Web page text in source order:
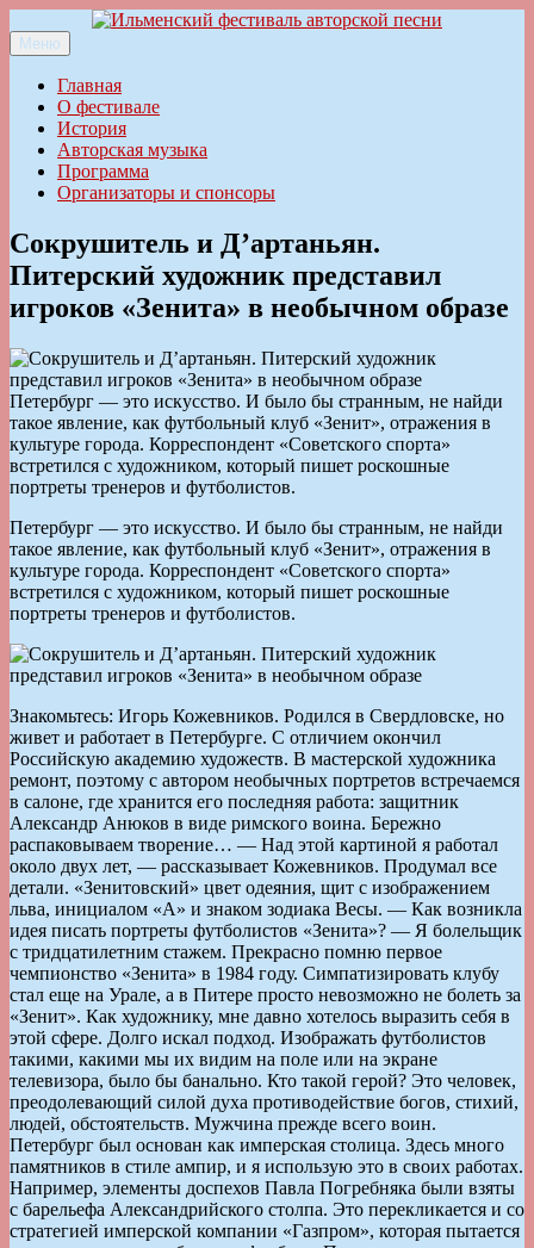
к
содержимому
Ильменский фестиваль авторской песни
Меню
Главная
О фестивале
История
Авторская музыка
Программа
Организаторы и спонсоры
Сокрушитель и Д’артаньян.
Питерский художник представил
игроков «Зенита» в необычном образе
Петербург — это искусство. И было бы странным, не найди
такое явление, как футбольный клуб «Зенит», отражения в
культуре города. Корреспондент «Советского спорта»
встретился с художником, который пишет роскошные
портреты тренеров и футболистов.
Петербург — это искусство. И было бы странным, не найди
такое явление, как футбольный клуб «Зенит», отражения в
культуре города. Корреспондент «Советского спорта»
встретился с художником, который пишет роскошные
портреты тренеров и футболистов.
Знакомьтесь: Игорь Кожевников. Родился в Свердловске, но
живет и работает в Петербурге. С отличием окончил
Российскую академию художеств. В мастерской художника
ремонт, поэтому с автором необычных портретов встречаемся
в салоне, где хранится его последняя работа: защитник
Александр Анюков в виде римского воина. Бережно
распаковываем творение… — Над этой картиной я работал
около двух лет, — рассказывает Кожевников. Продумал все
детали. «Зенитовский» цвет одеяния, щит с изображением
льва, инициалом «А» и знаком зодиака Весы. — Как возникла
идея писать портреты футболистов «Зенита»? — Я болельщик
с тридцатилетним стажем. Прекрасно помню первое
чемпионство «Зенита» в 1984 году. Симпатизировать клубу
стал еще на Урале, а в Питере просто невозможно не болеть за
«Зенит». Как художнику, мне давно хотелось выразить себя в
этой сфере. Долго искал подход. Изображать футболистов
такими, какими мы их видим на поле или на экране
телевизора, было бы банально. Кто такой герой? Это человек,
преодолевающий силой духа противодействие богов, стихий,
людей, обстоятельств. Мужчина прежде всего воин.
Петербург был основан как имперская столица. Здесь много
памятников в стиле ампир, и я использую это в своих работах.
Например, элементы доспехов Павла Погребняка были взяты
с барельефа Александрийского столпа. Это перекликается и со
стратегией имперской компании «Газпром», которая пытается